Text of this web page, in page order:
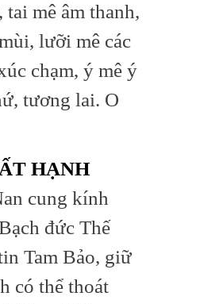
tai mê âm thanh,
lưỡi mê các
chạm, ý mê ý
tương lai. O
HẠNH
cung kính
đức Thế
Tam Bảo, giữ
có thể thoát